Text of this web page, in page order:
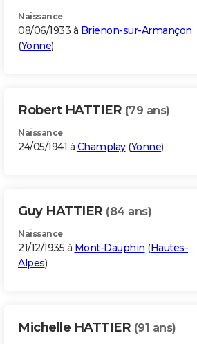
Naissance
08/06/1933 à Brienon-sur-Armançon
(Yonne)
Robert HATTIER (79 ans)
Naissance
24/05/1941 à Champlay(Yonne)
Guy HATTIER (84 ans)
Naissance
21/12/1935 à Mont-Dauphin (Hautes-
Alpes)
Michelle HATTIER (91 ans)